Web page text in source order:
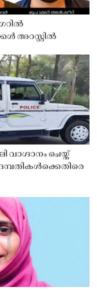
അറസ്റ്റിൽ
ചെയ്ത്